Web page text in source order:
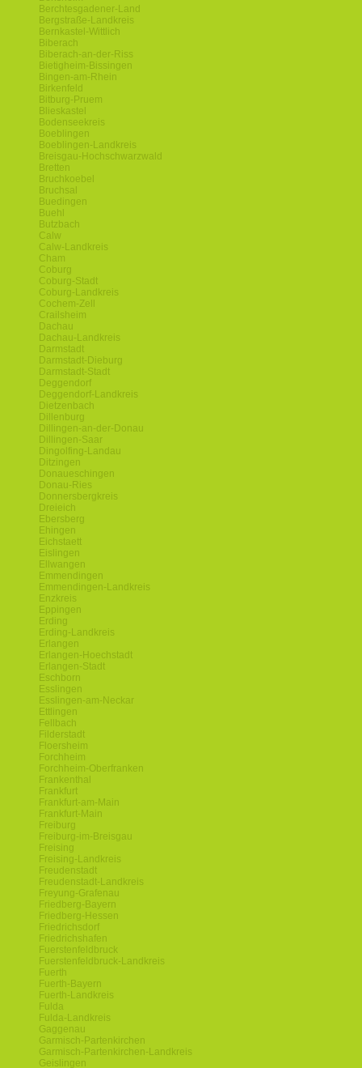
Berchtesgadener-Land
Bergstraße-Landkreis
Bernkastel-Wittlich
Biberach
Biberach-an-der-Riss
Bietigheim-Bissingen
Bingen-am-Rhein
Birkenfeld
Bitburg-Pruem
Blieskastel
Bodenseekreis
Boeblingen
Boeblingen-Landkreis
Breisgau-Hochschwarzwald
Bretten
Bruchkoebel
Bruchsal
Buedingen
Buehl
Butzbach
Calw
Calw-Landkreis
Cham
Coburg
Coburg-Stadt
Coburg-Landkreis
Cochem-Zell
Crailsheim
Dachau
Dachau-Landkreis
Darmstadt
Darmstadt-Dieburg
Darmstadt-Stadt
Deggendorf
Deggendorf-Landkreis
Dietzenbach
Dillenburg
Dillingen-an-der-Donau
Dillingen-Saar
Dingolfing-Landau
Ditzingen
Donaueschingen
Donau-Ries
Donnersbergkreis
Dreieich
Ebersberg
Ehingen
Eichstaett
Eislingen
Ellwangen
Emmendingen
Emmendingen-Landkreis
Enzkreis
Eppingen
Erding
Erding-Landkreis
Erlangen
Erlangen-Hoechstadt
Erlangen-Stadt
Eschborn
Esslingen
Esslingen-am-Neckar
Ettlingen
Fellbach
Filderstadt
Floersheim
Forchheim
Forchheim-Oberfranken
Frankenthal
Frankfurt
Frankfurt-am-Main
Frankfurt-Main
Freiburg
Freiburg-im-Breisgau
Freising
Freising-Landkreis
Freudenstadt
Freudenstadt-Landkreis
Freyung-Grafenau
Friedberg-Bayern
Friedberg-Hessen
Friedrichsdorf
Friedrichshafen
Fuerstenfeldbruck
Fuerstenfeldbruck-Landkreis
Fuerth
Fuerth-Bayern
Fuerth-Landkreis
Fulda
Fulda-Landkreis
Gaggenau
Garmisch-Partenkirchen
Garmisch-Partenkirchen-Landkreis
Geislingen